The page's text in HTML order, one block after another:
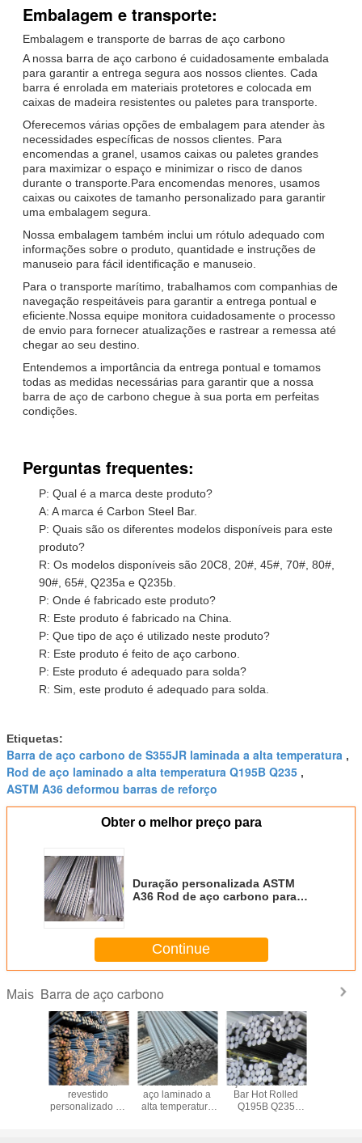
Embalagem e transporte:
Embalagem e transporte de barras de aço carbono
A nossa barra de aço carbono é cuidadosamente embalada
para garantir a entrega segura aos nossos clientes. Cada
barra é enrolada em materiais protetores e colocada em
caixas de madeira resistentes ou paletes para transporte.
Oferecemos várias opções de embalagem para atender às
necessidades específicas de nossos clientes. Para
encomendas a granel, usamos caixas ou paletes grandes
para maximizar o espaço e minimizar o risco de danos
durante o transporte.Para encomendas menores, usamos
caixas ou caixotes de tamanho personalizado para garantir
uma embalagem segura.
Nossa embalagem também inclui um rótulo adequado com
informações sobre o produto, quantidade e instruções de
manuseio para fácil identificação e manuseio.
Para o transporte marítimo, trabalhamos com companhias de
navegação respeitáveis para garantir a entrega pontual e
eficiente.Nossa equipe monitora cuidadosamente o processo
de envio para fornecer atualizações e rastrear a remessa até
chegar ao seu destino.
Entendemos a importância da entrega pontual e tomamos
todas as medidas necessárias para garantir que a nossa
barra de aço de carbono chegue à sua porta em perfeitas
condições.
Perguntas frequentes:
P: Qual é a marca deste produto?
A: A marca é Carbon Steel Bar.
P: Quais são os diferentes modelos disponíveis para este
produto?
R: Os modelos disponíveis são 20C8, 20#, 45#, 70#, 80#,
90#, 65#, Q235a e Q235b.
P: Onde é fabricado este produto?
R: Este produto é fabricado na China.
P: Que tipo de aço é utilizado neste produto?
R: Este produto é feito de aço carbono.
P: Este produto é adequado para solda?
R: Sim, este produto é adequado para solda.
Etiquetas:
Barra de aço carbono de S355JR laminada a alta temperatura ,
Rod de aço laminado a alta temperatura Q195B Q235 ,
ASTM A36 deformou barras de reforço
Obter o melhor preço para
Duração personalizada ASTM
A36 Rod de aço carbono para
Continue
Mais Barra de aço carbono
ISO estrutural
revestido
personalizado do
Rebar 12mm de
aço laminado a
alta temperatura
aço carbono Rod
Bar Hot Rolled
Q195B Q235